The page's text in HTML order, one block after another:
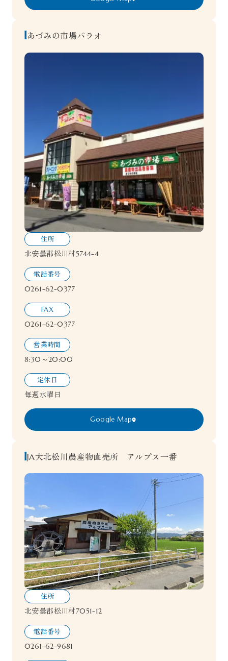
あづみの市場パラオ
Google Map
住所
北安曇郡松川村5744-4
電話番号
0261-62-0377
FAX
0261-62-0377
営業時間
8:30～20:00
定休日
毎週水曜日
JA大北松川農産物直売所 アルプス一番
住所
北安曇郡松川村7051-12
電話番号
0261-62-9681